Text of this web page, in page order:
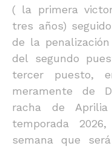
( la primera
tres años)
de la
del segundo
tercer puesto,
meramente de
racha de
temporada
semana que